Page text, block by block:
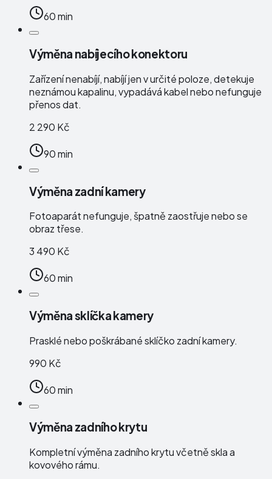
60 min
Výměna nabíjecího konektoru
Zařízení nenabíjí, nabíjí jen v určité poloze, detekuje
neznámou kapalinu, vypadává kabel nebo nefunguje
přenos dat.
2 290 Kč
90 min
Výměna zadní kamery
Fotoaparát nefunguje, špatně zaostřuje nebo se
obraz třese.
3 490 Kč
60 min
Výměna sklíčka kamery
Prasklé nebo poškrábané sklíčko zadní kamery.
990 Kč
60 min
Výměna zadního krytu
Kompletní výměna zadního krytu včetně skla a
kovového rámu.